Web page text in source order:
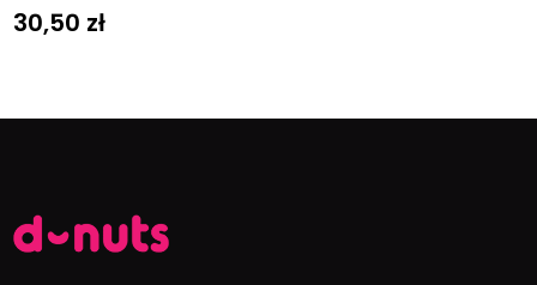
30,50 zł